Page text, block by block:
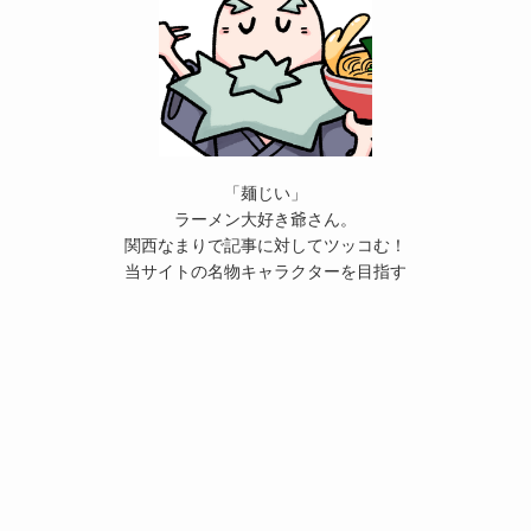
「麺じい」
ラーメン大好き爺さん。
関西なまりで記事に対してツッコむ！
当サイトの名物キャラクターを目指す